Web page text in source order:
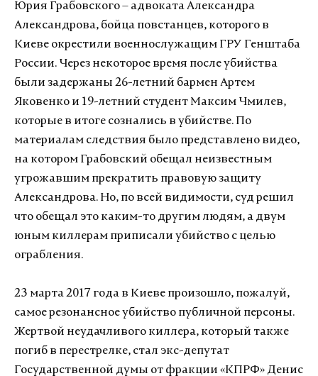
Юрия Грабовского – адвоката Александра
Александрова, бойца повстанцев, которого в
Киеве окрестили военнослужащим ГРУ Генштаба
России. Через некоторое время после убийства
были задержаны 26-летний бармен Артем
Яковенко и 19-летний студент Максим Чмилев,
которые в итоге сознались в убийстве. По
материалам следствия было представлено видео,
на котором Грабовский обещал неизвестным
угрожавшим прекратить правовую защиту
Александрова. Но, по всей видимости, суд решил
что обещал это каким-то другим людям, а двум
юным киллерам приписали убийство с целью
ограбления.
23 марта 2017 года в Киеве произошло, пожалуй,
самое резонансное убийство публичной персоны.
Жертвой неудачливого киллера, который также
погиб в перестрелке, стал экс-депутат
Государственной думы от фракции «КПРФ» Денис